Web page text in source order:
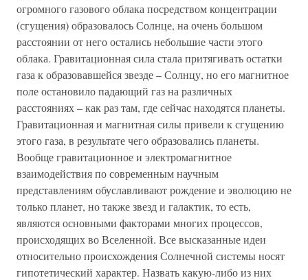
огромного газового облака посредством концентрации
(сгущения) образовалось Солнце, на очень большом
расстоянии от него остались небольшие части этого
облака. Гравитационная сила стала притягивать остатки
газа к образовавшейся звезде – Солнцу, но его магнитное
поле остановило падающий газ на различных
расстояниях – как раз там, где сейчас находятся планеты.
Гравитационная и магнитная силы привели к сгущению
этого газа, в результате чего образовались планеты.
Вообще гравитационное и электромагнитное
взаимодействия по современным научным
представлениям обуславливают рождение и эволюцию не
только планет, но также звезд и галактик, то есть,
являются основными факторами многих процессов,
происходящих во Вселенной. Все высказанные идеи
относительно происхождения Солнечной системы носят
гипотетический характер. Назвать какую-либо из них